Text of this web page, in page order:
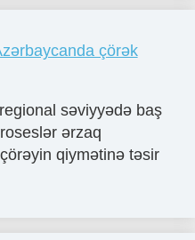
çörək
səviyyədə baş
ərzaq
qiymətinə təsir